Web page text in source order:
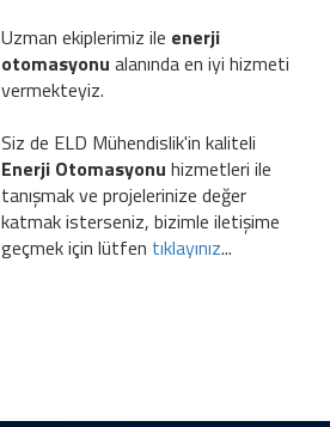
Uzman ekiplerimiz ile enerji
otomasyonu alanında en iyi hizmeti
vermekteyiz.
Siz de ELD Mühendislik'in kaliteli
Enerji Otomasyonu hizmetleri ile
tanışmak ve projelerinize değer
katmak isterseniz, bizimle iletişime
geçmek için lütfen tıklayınız...